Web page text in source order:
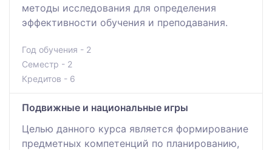
методы исследования для определения
эффективности обучения и преподавания.
Год обучения - 2
Семестр - 2
Кредитов - 6
Подвижные и национальные игры
Целью данного курса является формирование
предметных компетенций по планированию,